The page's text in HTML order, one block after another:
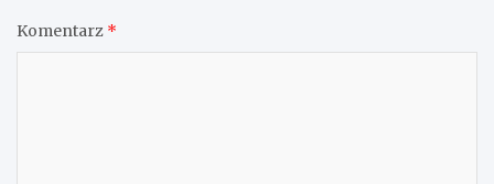
Komentarz *